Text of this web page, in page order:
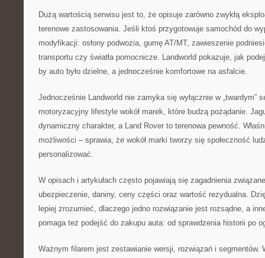
Dużą wartością serwisu jest to, że opisuje zarówno zwykłą
terenowe zastosowania. Jeśli ktoś przygotowuje samochód do
modyfikacji: osłony podwozia, gumę AT/MT, zawieszenie
transportu czy światła pomocnicze. Landworld pokazuje, jak
by auto było dzielne, a jednocześnie komfortowe na asfalcie.
Jednocześnie Landworld nie zamyka się wyłącznie w „twardym”
motoryzacyjny lifestyle wokół marek, które budzą pożądanie.
dynamiczny charakter, a Land Rover to terenowa pewność.
możliwości – sprawia, że wokół marki tworzy się społeczność
personalizować.
W opisach i artykułach często pojawiają się zagadnienia
ubezpieczenie, daniny, ceny części oraz wartość rezydualna.
lepiej zrozumieć, dlaczego jedno rozwiązanie jest rozsądne, a
pomaga też podejść do zakupu auta: od sprawdzenia historii po
Ważnym filarem jest zestawianie wersji, rozwiązań i segmentów.